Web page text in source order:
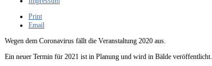
Print
Email
Wegen dem Coronavirus fällt die Veranstaltung 2020 aus.
Ein neuer Termin für 2021 ist in Planung und wird in Bälde veröffentlicht.